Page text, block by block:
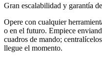
Gran escalabilidad y garantía
Opere con cualquier
o en el futuro. Empiece
cuadros de mando;
llegue el momento.